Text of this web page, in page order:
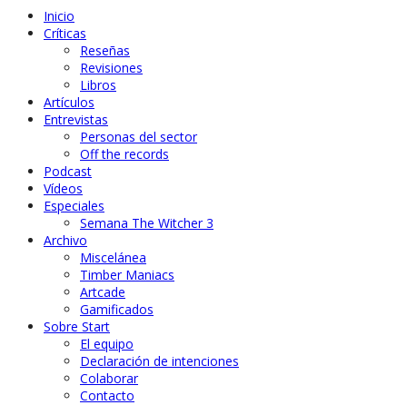
Inicio
Críticas
Reseñas
Revisiones
Libros
Artículos
Entrevistas
Personas del sector
Off the records
Podcast
Vídeos
Especiales
Semana The Witcher 3
Archivo
Miscelánea
Timber Maniacs
Artcade
Gamificados
Sobre Start
El equipo
Declaración de intenciones
Colaborar
Contacto